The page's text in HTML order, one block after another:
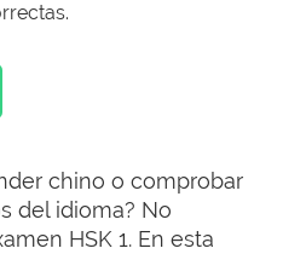
chino o comprobar
del idioma? No
HSK 1. En esta